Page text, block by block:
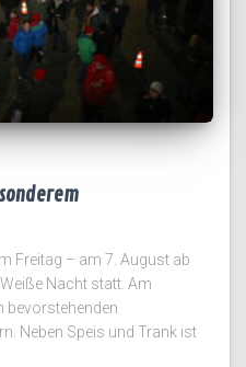
Freitag – am 7. August ab
Nacht statt. Am
bevorstehenden
Neben Speis und Trank ist